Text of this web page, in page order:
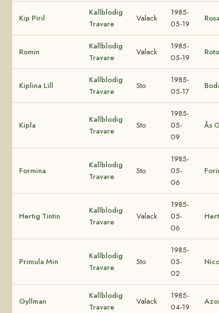
Kip Piril
Kallblodig
Travare
Valack
1985-
05-19
Romin
Kallblodig
Travare
Valack
1985-
05-19
Kiplina Lill
Kallblodig
Travare
Sto
1985-
05-17
Kipla
Kallblodig
Travare
Sto
1985-
05-
09
Ås
Formina
Kallblodig
Travare
Sto
1985-
05-
06
Hertig Tintin
Kallblodig
Travare
Valack
1985-
05-
06
Primula Min
Kallblodig
Travare
Sto
1985-
05-
02
Gyllman
Kallblodig
Travare
Valack
1985-
04-19